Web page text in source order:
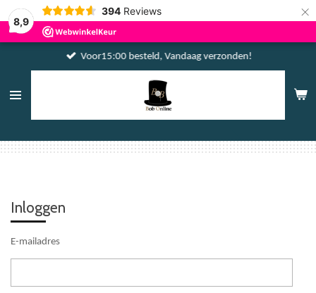
8,9
394 Reviews ×
Voor15:00 besteld, Vandaag verzonden!
Inloggen
E-mailadres